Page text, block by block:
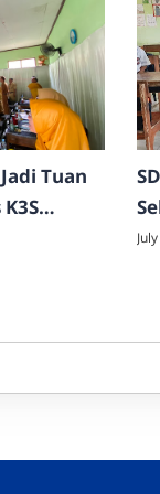
Tuan
Prestasi